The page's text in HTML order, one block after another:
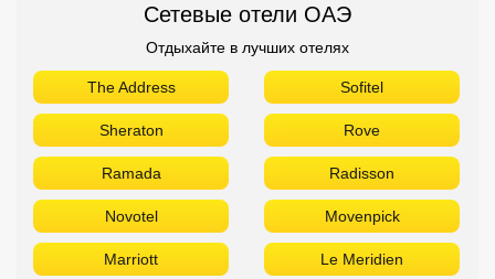
Сетевые отели ОАЭ
Отдыхайте в лучших отелях
The Address Sofitel
Sheraton Rove
Ramada Radisson
Novotel Movenpick
Marriott Le Meridien